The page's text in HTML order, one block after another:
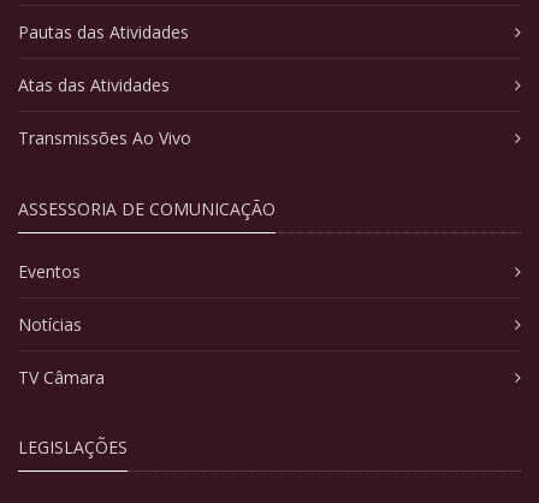
Pautas das Atividades
Atas das Atividades
Transmissões Ao Vivo
ASSESSORIA DE COMUNICAÇÃO
Eventos
Notícias
TV Câmara
LEGISLAÇÕES